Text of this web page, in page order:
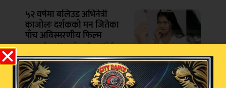
५२ वर्षमा बलिउड अभिनेत्री
काजोलः दर्शकको मन जितेका
पाँच अविस्मरणीय फिल्म
काठमाडौं – बलिउडकी चर्चित अभिनेत्री
काजोलले आज आफ्नो ५२औँ जन्मदिन